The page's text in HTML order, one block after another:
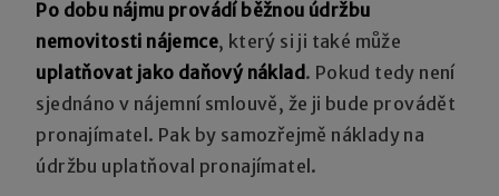
Po dobu nájmu provádí běžnou údržbu
nemovitosti nájemce, který si ji také může
uplatňovat jako daňový náklad. Pokud tedy není
sjednáno v nájemní smlouvě, že ji bude provádět
pronajímatel. Pak by samozřejmě náklady na
údržbu uplatňoval pronajímatel.